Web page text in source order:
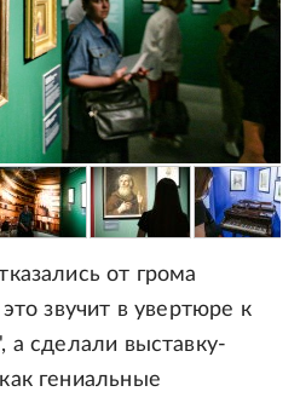
от грома
звучит в увертюре к
сделали выставку-
гениальные